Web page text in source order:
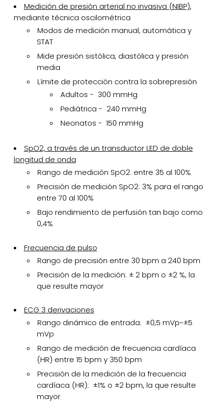
Medición de presión arterial no invasiva (NIBP),
mediante técnica oscilométrica
Modos de medición manual, automática y
STAT
Mide presión sistólica, diastólica y presión
media
Límite de protección contra la sobrepresión
Adultos - 300 mmHg
Pediátrica - 240 mmHg
Neonatos - 150 mmHg
SpO2, a través de un transductor LED de doble
longitud de onda
Rango de medición SpO2: entre 35 al 100%
Precisión de medición SpO2: 3% para el rango
entre 70 al 100%
Bajo rendimiento de perfusión tan bajo como
0,4%
Frecuencia de pulso
Rango de precisión entre 30 bpm a 240 bpm
Precisión de la medición: ± 2 bpm o ±2 %, la
que resulte mayor
ECG 3 derivaciones
Rango dinámico de entrada: ±0,5 mVp~±5
mVp
Rango de medición de frecuencia cardíaca
(HR) entre 15 bpm y 350 bpm
Precisión de la medición de la frecuencia
cardíaca (HR): ±1% o ±2 bpm, la que resulte
mayor